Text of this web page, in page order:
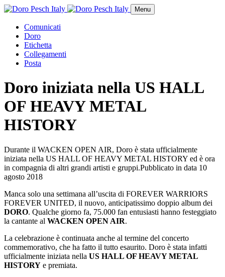
Menu
Comunicati
Doro
Etichetta
Collegamenti
Posta
Doro iniziata nella US HALL
OF HEAVY METAL
HISTORY
Durante il WACKEN OPEN AIR, Doro è stata ufficialmente
iniziata nella US HALL OF HEAVY METAL HISTORY ed è ora
in compagnia di altri grandi artisti e gruppi.Pubblicato in data 10
agosto 2018
Manca solo una settimana all’uscita di FOREVER WARRIORS
FOREVER UNITED, il nuovo, anticipatissimo doppio album dei
DORO. Qualche giorno fa, 75.000 fan entusiasti hanno festeggiato
la cantante al WACKEN OPEN AIR.
La celebrazione è continuata anche al termine del concerto
commemorativo, che ha fatto il tutto esaurito. Doro è stata infatti
ufficialmente iniziata nella US HALL OF HEAVY METAL
HISTORY e premiata.